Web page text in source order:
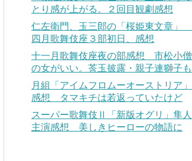
とり感が上がる。２回目観劇感想
仁左衛門、玉三郎の「桜姫東文章」
四月歌舞伎座３部初日、感想
十一月歌舞伎座夜の部感想 市松小僧
の女がいい。莟玉披露・親子連獅子も
月組「アイムフロムーオーストリア」
感想 タマキチは若返っていたけど
スーパー歌舞伎Ⅱ「新版オグリ」隼人
主演感想 美しきヒーローの物語に